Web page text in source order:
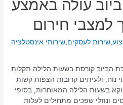
עולה באמצע
למצבי חירום
,שירות לעסקים,שירותי אינסטלציה
הביוב קורסת בשעות הלילה תקלות
נוח, ולעיתים קרובות הצפות קשות
בשעות הלילה המאוחרות, בסופי
ונוזלי שפכים מתחילים לעלות